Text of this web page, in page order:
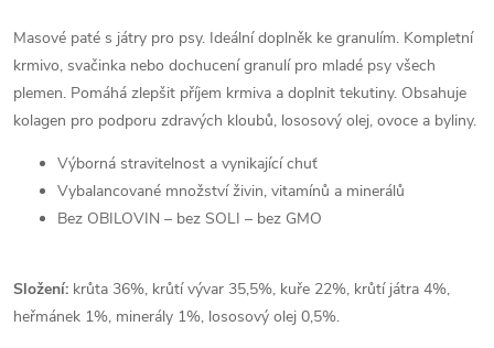
Masové paté s játry pro psy. Ideální doplněk ke granulím. Kompletní
krmivo, svačinka nebo dochucení granulí pro mladé psy všech
plemen. Pomáhá zlepšit příjem krmiva a doplnit tekutiny. Obsahuje
kolagen pro podporu zdravých kloubů, lososový olej, ovoce a byliny.
Výborná stravitelnost a vynikající chuť
Vybalancované množství živin, vitamínů a minerálů
Bez OBILOVIN – bez SOLI – bez GMO
Složení: krůta 36%, krůtí vývar 35,5%, kuře 22%, krůtí játra 4%,
heřmánek 1%, minerály 1%, lososový olej 0,5%.